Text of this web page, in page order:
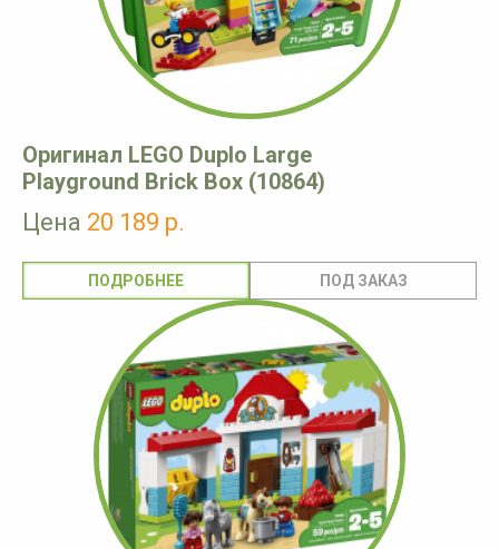
Оригинал LEGO Duplo Large
Playground Brick Box (10864)
Цена 20 189 р.
ПОДРОБНЕЕ